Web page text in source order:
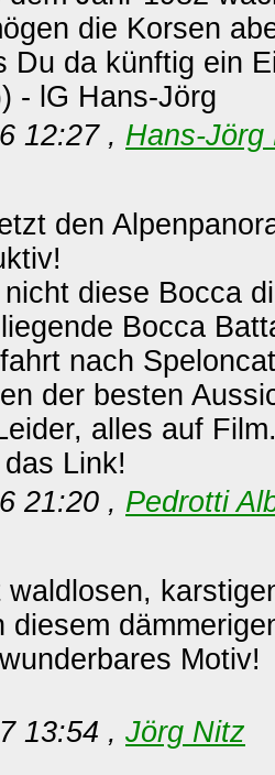
die Korsen
Du da künftig ein
- lG Hans-Jörg
12:27 , Hans-Jörg
den
diese Bocca
Bocca
nach
der besten
alles auf
Link!
21:20 , Pedrotti
waldlosen,
diesem
Motiv!
13:54 , Jörg Nitz